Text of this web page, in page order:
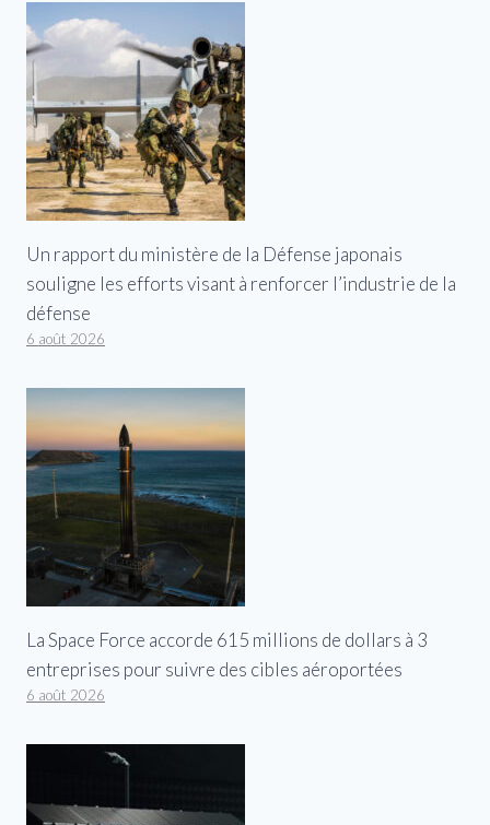
Un rapport du ministère de la Défense japonais
souligne les efforts visant à renforcer l’industrie de la
défense
6 août 2026
La Space Force accorde 615 millions de dollars à 3
entreprises pour suivre des cibles aéroportées
6 août 2026